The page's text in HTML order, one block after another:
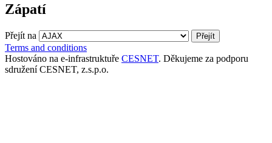
Zápatí
Přejít na
Terms and conditions
Hostováno na e-infrastruktuře CESNET. Děkujeme za podporu
sdružení CESNET, z.s.p.o.